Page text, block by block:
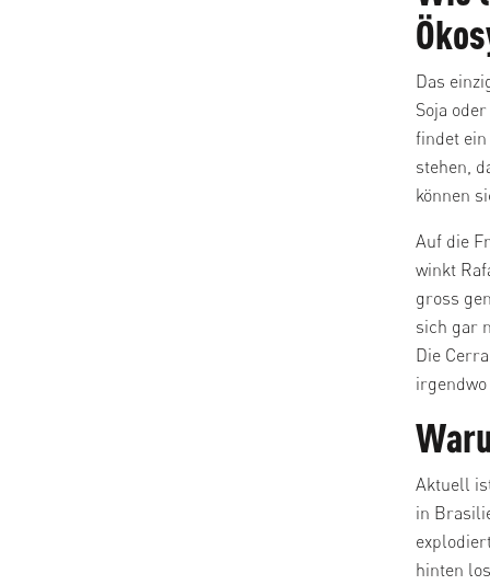
Das
Soja
findet
stehen,
können
Auf die
winkt
gross
sich gar
Die
Aktuell
in
hinten